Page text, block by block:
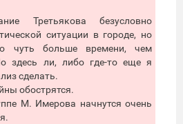
Третьякова безусловно
ситуации в городе, но
чуть больше времени, чем
здесь ли, либо где-то еще я
сделать.
обострятся.
М. Имерова начнутся очень